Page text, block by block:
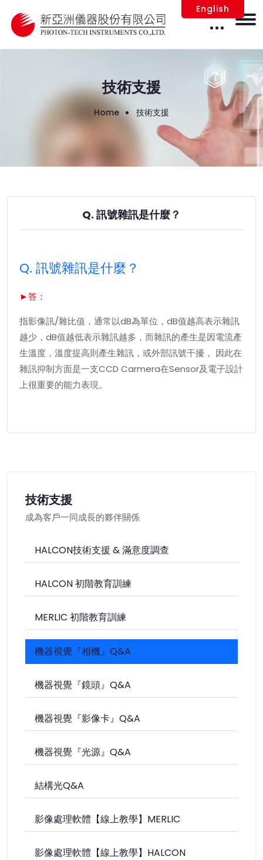
English
技術支援
Home 技術支援
Q. 訊號雜訊是什麼？
Q. 訊號雜訊是什麼？
►答：
指影像訊/雜比值，通常以dB為單位，dB值越高表示雜訊
越少，dB值越低表示雜訊越多，而雜訊的產生是因電流產
生溫度，溫度提高則產生雜訊，或外部訊號干擾， 因此在
雜訊抑制方面是一支CCD Carmera在Sensor及電子設計
上很重要的能力表現。
技術支援
成為客戶一同成長的夥伴關係
HALCON技術支援 & 滿意度調查
HALCON 初階教育訓練
MERLIC 初階教育訓練
機器視覺『相機』Q&A
機器視覺『鏡頭』Q&A
機器視覺『影像卡』Q&A
機器視覺『光源』Q&A
結構光Q&A
影像處理軟體【線上教學】MERLIC
影像處理軟體【線上教學】HALCON